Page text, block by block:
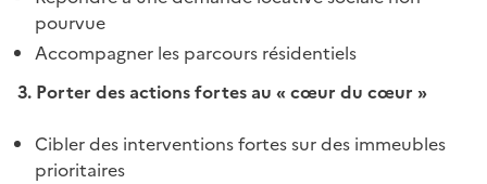
pourvue
Accompagner les parcours résidentiels
3. Porter des actions fortes au « cœur du cœur »
Cibler des interventions fortes sur des immeubles
prioritaires